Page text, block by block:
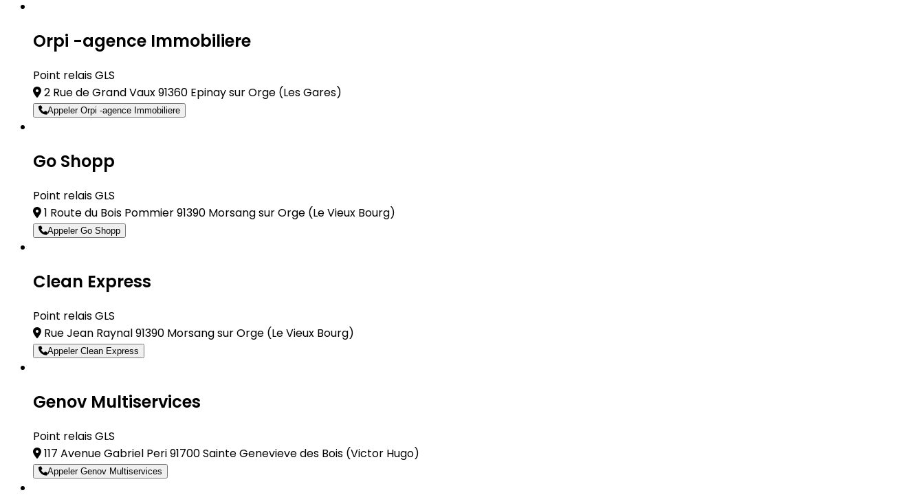
Orpi -agence Immobiliere
Point relais GLS
2 Rue de Grand Vaux 91360 Epinay sur Orge (Les Gares)
Appeler Orpi -agence Immobiliere
Go Shopp
Point relais GLS
1 Route du Bois Pommier 91390 Morsang sur Orge (Le Vieux Bourg)
Appeler Go Shopp
Clean Express
Point relais GLS
Rue Jean Raynal 91390 Morsang sur Orge (Le Vieux Bourg)
Appeler Clean Express
Genov Multiservices
Point relais GLS
117 Avenue Gabriel Peri 91700 Sainte Genevieve des Bois (Victor Hugo)
Appeler Genov Multiservices